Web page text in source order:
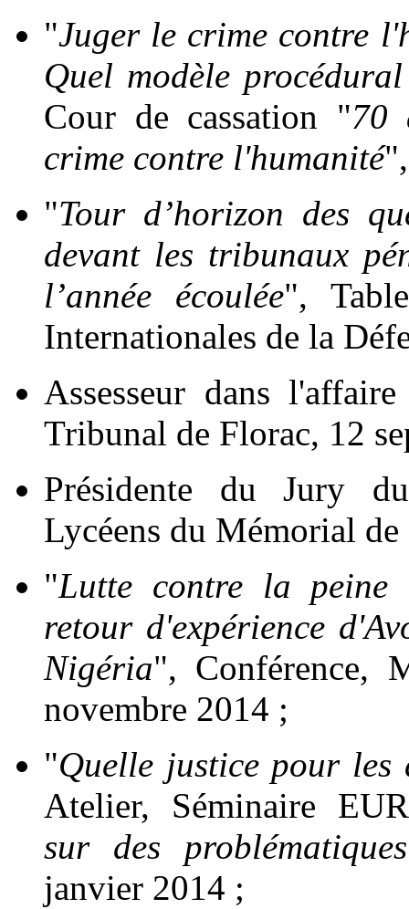
"Juger le crime contre
Quel modèle
Cour de cassation "70
crime contre l'humanité
"Tour d’horizon des
devant les tribunaux
l’année écoulée",
Internationales de la
Assesseur dans
Tribunal de Florac, 12
Présidente du Jury
Lycéens du Mémorial de
"Lutte contre la peine
retour d'expérience
Nigéria", Conférence,
novembre 2014 ;
"Quelle justice pour
Atelier, Séminaire
sur des
janvier 2014 ;